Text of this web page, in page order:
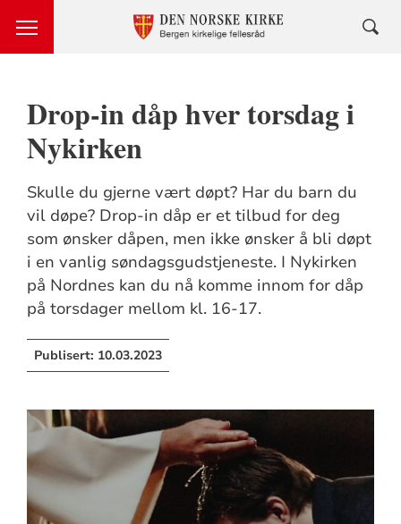
Drop-in dåp hver torsdag i
Nykirken
Skulle du gjerne vært døpt? Har du barn du
vil døpe? Drop-in dåp er et tilbud for deg
som ønsker dåpen, men ikke ønsker å bli døpt
i en vanlig søndagsgudstjeneste. I Nykirken
på Nordnes kan du nå komme innom for dåp
på torsdager mellom kl. 16-17.
Publisert: 10.03.2023